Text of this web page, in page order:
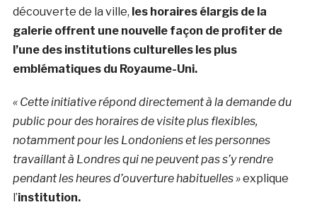
découverte de la ville, les horaires élargis de la
galerie offrent une nouvelle façon de profiter de
l’une des institutions culturelles les plus
emblématiques du Royaume-Uni.
« Cette initiative répond directement à la demande du
public pour des horaires de visite plus flexibles,
notamment pour les Londoniens et les personnes
travaillant à Londres qui ne peuvent pas s’y rendre
pendant les heures d’ouverture habituelles »explique
l’institution.